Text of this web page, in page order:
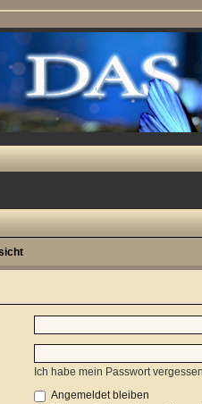
Ich habe mein Passwort vergessen
Angemeldet bleiben